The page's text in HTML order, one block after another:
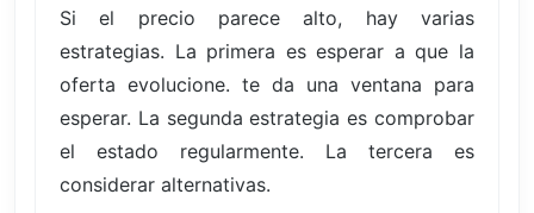
Si el precio parece alto, hay varias
estrategias. La primera es esperar a que la
oferta evolucione. te da una ventana para
esperar. La segunda estrategia es comprobar
el estado regularmente. La tercera es
considerar alternativas.